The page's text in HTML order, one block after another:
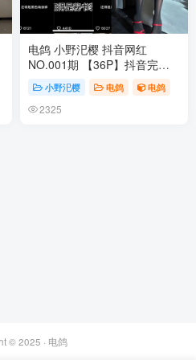
电鸽 小野汜樱 抖音网红
NO.001期 【36P】抖音完整
版合集小野汜樱 电鸽 电鸽
2325
© 2025 · 电鸽